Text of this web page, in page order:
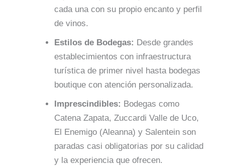
cada una con su propio encanto y perfil
de vinos.
Estilos de Bodegas: Desde grandes
establecimientos con infraestructura
turística de primer nivel hasta bodegas
boutique con atención personalizada.
Imprescindibles: Bodegas como
Catena Zapata, Zuccardi Valle de Uco,
El Enemigo (Aleanna) y Salentein son
paradas casi obligatorias por su calidad
y la experiencia que ofrecen.